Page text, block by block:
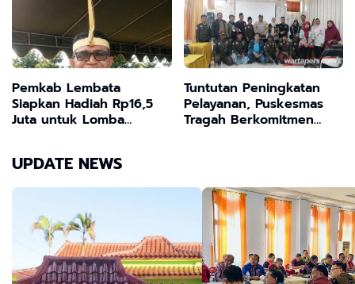
Pemkab Lembata
Siapkan Hadiah Rp16,5
Juta untuk Lomba
Tuntutan Peningkatan
Pelayanan, Puskesmas
Tragah Berkomitmen
UPDATE NEWS